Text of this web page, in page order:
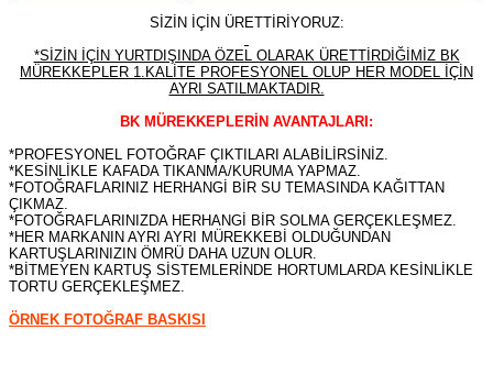
SİZİN İÇİN ÜRETTİRİYORUZ:
*SİZİN İÇİN YURTDIŞINDA ÖZEL OLARAK ÜRETTİRDİĞİMİZ BK
MÜREKKEPLER 1.KALİTE PROFESYONEL OLUP HER MODEL İÇİN
AYRI SATILMAKTADIR.
BK MÜREKKEPLERİN AVANTAJLARI:
*PROFESYONEL FOTOĞRAF ÇIKTILARI ALABİLİRSİNİZ.
*KESİNLİKLE KAFADA TIKANMA/KURUMA YAPMAZ.
*FOTOĞRAFLARINIZ HERHANGİ BİR SU TEMASINDA KAĞITTAN
ÇIKMAZ.
*FOTOĞRAFLARINIZDA HERHANGİ BİR SOLMA GERÇEKLEŞMEZ.
*HER MARKANIN AYRI AYRI MÜREKKEBİ OLDUĞUNDAN
KARTUŞLARINIZIN ÖMRÜ DAHA UZUN OLUR.
*BİTMEYEN KARTUŞ SİSTEMLERİNDE HORTUMLARDA KESİNLİKLE
TORTU GERÇEKLEŞMEZ.
ÖRNEK FOTOĞRAF BASKISI